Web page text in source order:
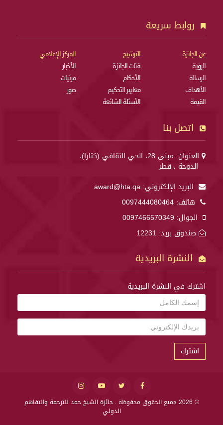
روابط سريعة
عن الجائزة
الرؤية
الرسالة
الأهداف
القيمة
الترشيح
فئات الجائزة
الأحكام
معايير التحكيم
الأسئلة الشائعة
المركز الإعلامي
الأخبار
مرئيات
صور
اتصل بنا
العنوان: مبنى 28، الحي الثقافي (كتارا)،
الدوحة ، قطر
البريد الإلكتروني: award@hta.qa
هاتف: 0097444080464
الجوال: 0097466570349
صندوق بريد: 12231
النشرة البريدية
اشترك في النشرة البريدية
اشترك
© 2026 جميع الحقوق محفوظة .
جائزة الشيخ حمد للترجمة والتفاهم
الدولي